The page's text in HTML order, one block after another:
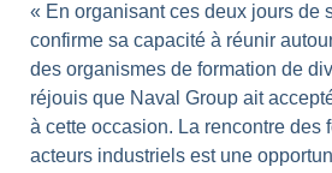
« En organisant ces deux jours de
confirme sa capacité à réunir
des organismes de formation de
réjouis que Naval Group ait
à cette occasion. La rencontre des
acteurs industriels est une